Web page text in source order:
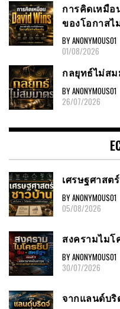
การคิดเหมือ
ของโอกาสไ
BY ANONYMOUS01
01/08/2026
กลยุทธ์ไม่ส
BY ANONYMOUS01
26/07/2026
เศรษฐศาสต
BY ANONYMOUS01
05/08/2026
สงครามไม
BY ANONYMOUS01
30/07/2026
จากแลนด์บริด